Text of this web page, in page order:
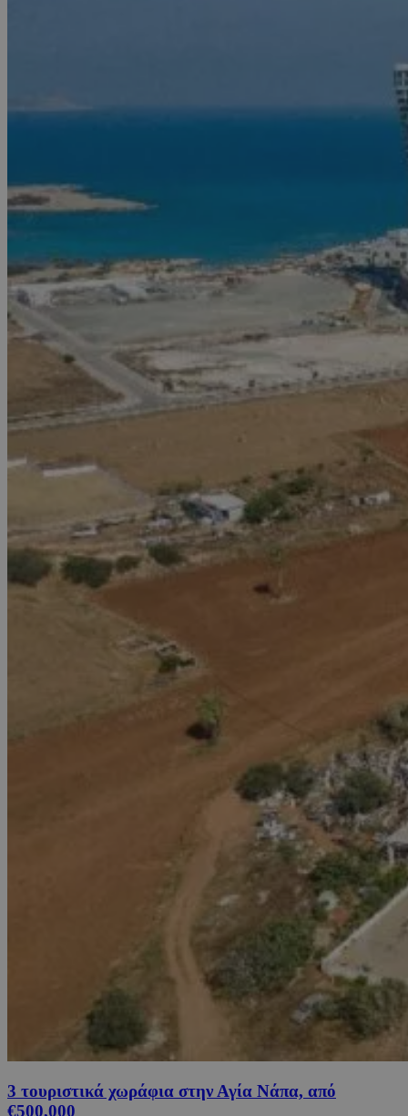
3 τουριστικά χωράφια στην Αγία Νάπα, από
€500,000